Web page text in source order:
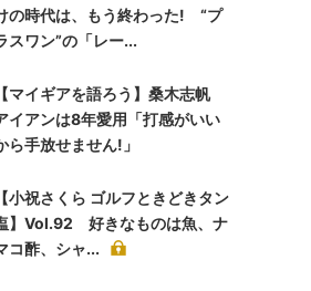
の時代は、もう終わった! “プ
スワン”の「レー...
【マイギアを語ろう】桑木志帆
イアンは8年愛用「打感がいい
ら手放せません!」
【小祝さくら ゴルフときどきタン
】Vol.92 好きなものは魚、ナ
コ酢、シャ...